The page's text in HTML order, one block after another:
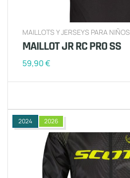
MAILLOTS Y JERSEYS PARA NIÑOS
MAILLOT JR RC PRO SS
59,90€
2024 2026